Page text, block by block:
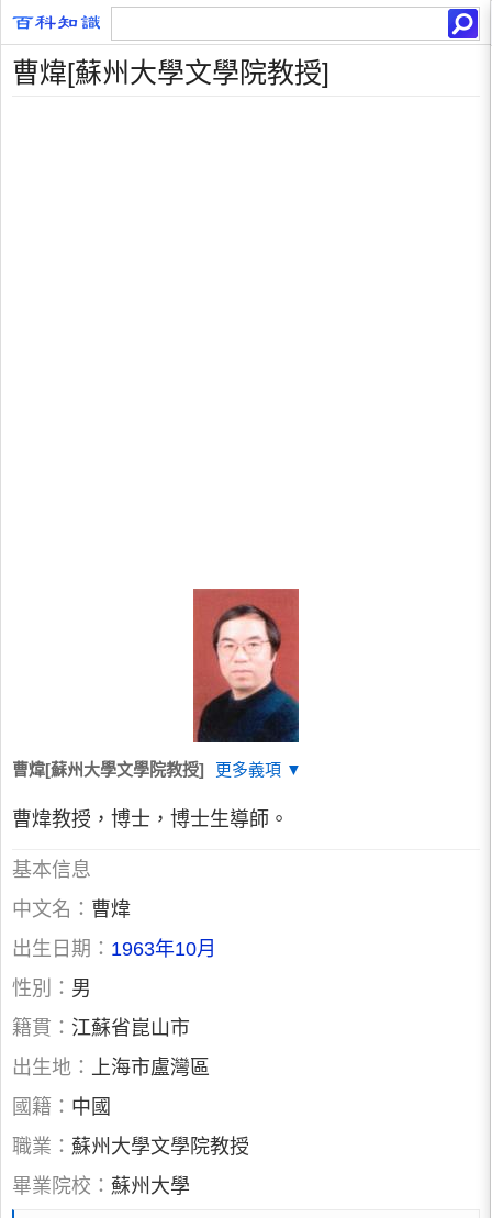
曹煒[蘇州大學文學院教授]
曹煒[蘇州大學文學院教授] 更多義項 ▼
曹煒教授，博士，博士生導師。
基本信息
中文名： 曹煒
出生日期： 1963年10月
性別： 男
籍貫： 江蘇省崑山市
出生地： 上海市盧灣區
國籍： 中國
職業： 蘇州大學文學院教授
畢業院校： 蘇州大學